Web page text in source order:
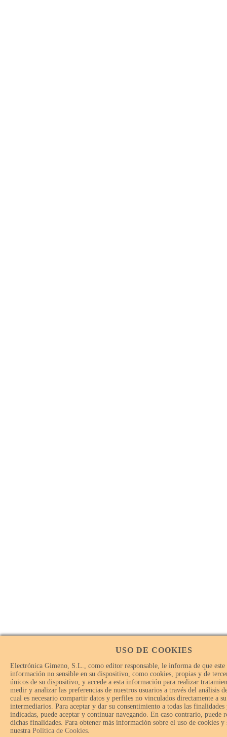
USO DE COOKIES
Electrónica Gimeno, S.L., como editor responsable, le informa de que este
información no sensible en su dispositivo, como cookies, propias y de
únicos de su dispositivo, y accede a esta información para realizar
medir y analizar las preferencias de nuestros usuarios a través del análisis
cual es necesario compartir datos y perfiles no vinculados directamente a
intermediarios. Para aceptar y dar su consentimiento a todas las
indicadas, puede aceptar y continuar navegando. En caso contrario, puede
dichas finalidades. Para obtener más información sobre el uso de cookies y
nuestra Política de Cookies.